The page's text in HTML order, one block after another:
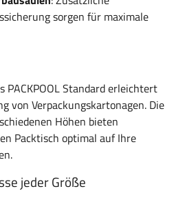
sorgen für maximale
PACKPOOL Standard erleichtert
von Verpackungskartonagen. Die
Höhen bieten
Packtisch optimal auf Ihre
jeder Größe